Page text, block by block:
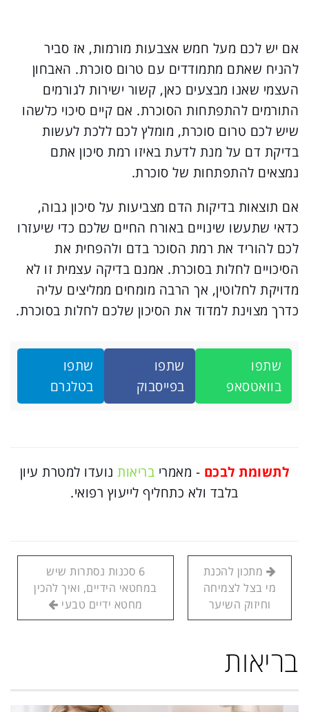
אם יש לכם מעל חמש אצבעות מורמות, אז סביר
להניח שאתם מתמודדים עם טרום סוכרת. האבחון
העצמי שאנו מבצעים כאן, קשור ישירות לגורמים
התורמים להתפתחות הסוכרת. אם קיים סיכוי כלשהו
שיש לכם טרום סוכרת, מומלץ לכם ללכת לעשות
בדיקת דם על מנת לדעת באיזו רמת סיכון אתם
נמצאים להתפתחות של סוכרת.
אם תוצאות בדיקות הדם מצביעות על סיכון גבוה,
כדאי שתעשו שינויים באורח החיים שלכם כדי שיעזרו
לכם להוריד את רמת הסוכר בדם ולהפחית את
הסיכויים לחלות בסוכרת. אמנם בדיקה עצמית זו לא
מדויקת לחלוטין, אך הרבה מומחים ממליצים עליה
כדרך מצוינת למדוד את הסיכון שלכם לחלות בסוכרת.
שתפו
בוואטסאפ
שתפו
בפייסבוק
שתפו
בטלגרם
לתשומת לבכם - מאמרי בריאותנועדו למטרת עיון
בלבד ולא כתחליף לייעוץ רפואי.
מתכון להכנת
מי בצל לצמיחה
וחיזוק השיער
6 סכנות נסתרות שיש
במחטאי הידיים, ואיך להכין
מחטא ידיים טבעי
בריאות